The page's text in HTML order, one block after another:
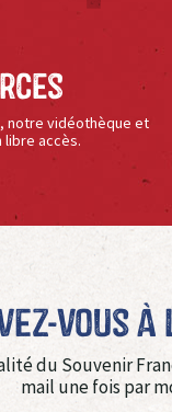
notre vidéothèque et
libre accès.
vous
du Souvenir
mail une fois par